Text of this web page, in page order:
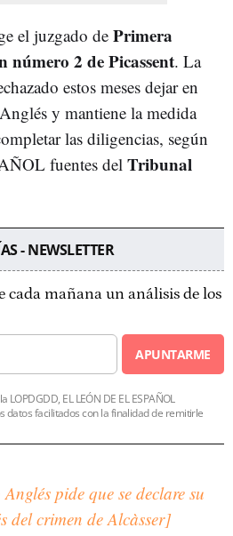
el juzgado de Primera
número 2 de Picassent. La
estos meses dejar en
y mantiene la medida
las diligencias, según
fuentes del Tribunal
- NEWSLETTER
cada mañana un análisis de los
APUNTARME
EL LEÓN DE EL ESPAÑOL
datos facilitados con la finalidad de remitirle
pide que se declare su
del crimen de Alcàsser]